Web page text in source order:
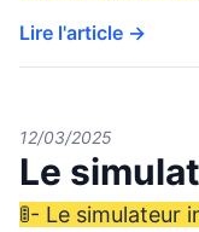
Lire l'article →
Le
12/03/2025
🚦- Le